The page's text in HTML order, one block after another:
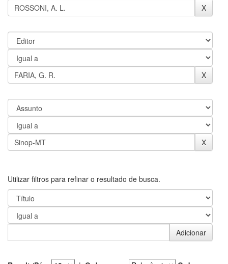
Utilizar filtros para refinar o resultado de busca.